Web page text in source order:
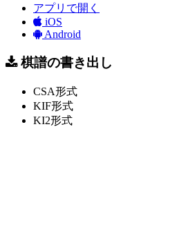
アプリで開く
iOS
Android
棋譜の書き出し
CSA形式
KIF形式
KI2形式